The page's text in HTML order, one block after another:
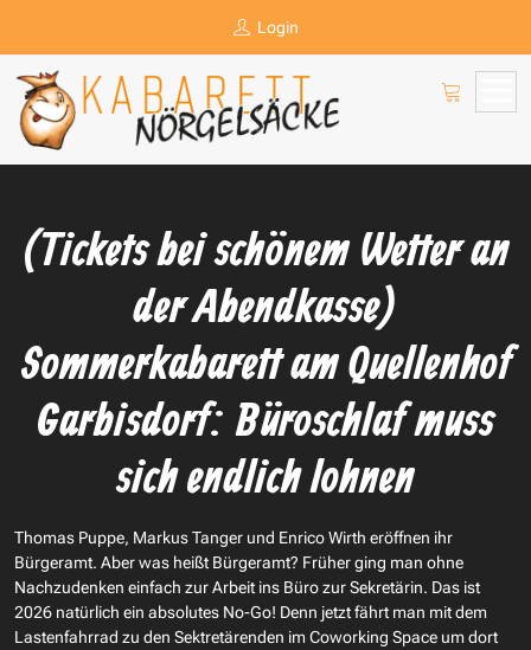
Login
(Tickets bei schönem Wetter an
der Abendkasse)
Sommerkabarett am Quellenhof
Garbisdorf: Büroschlaf muss
sich endlich lohnen
Thomas Puppe, Markus Tanger und Enrico Wirth eröffnen ihr
Bürgeramt. Aber was heißt Bürgeramt? Früher ging man ohne
Nachzudenken einfach zur Arbeit ins Büro zur Sekretärin. Das ist
2026 natürlich ein absolutes No-Go! Denn jetzt fährt man mit dem
Lastenfahrrad zu den Sektretärenden im Coworking Space um dort